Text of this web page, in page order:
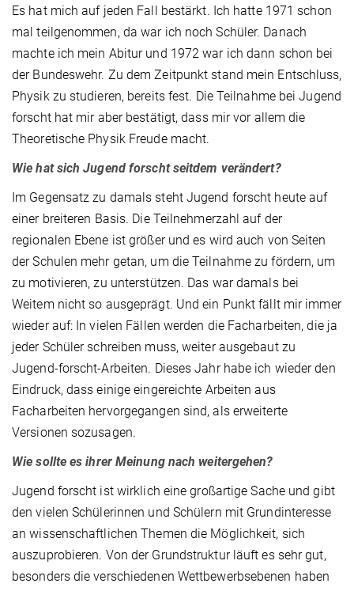
Es hat mich auf jeden Fall bestärkt. Ich hatte 1971 schon
mal teilgenommen, da war ich noch Schüler. Danach
machte ich mein Abitur und 1972 war ich dann schon bei
der Bundeswehr. Zu dem Zeitpunkt stand mein Entschluss,
Physik zu studieren, bereits fest. Die Teilnahme bei Jugend
forscht hat mir aber bestätigt, dass mir vor allem die
Theoretische Physik Freude macht.
Wie hat sich Jugend forscht seitdem verändert?
Im Gegensatz zu damals steht Jugend forscht heute auf
einer breiteren Basis. Die Teilnehmerzahl auf der
regionalen Ebene ist größer und es wird auch von Seiten
der Schulen mehr getan, um die Teilnahme zu fördern, um
zu motivieren, zu unterstützen. Das war damals bei
Weitem nicht so ausgeprägt. Und ein Punkt fällt mir immer
wieder auf: In vielen Fällen werden die Facharbeiten, die ja
jeder Schüler schreiben muss, weiter ausgebaut zu
Jugend-forscht-Arbeiten. Dieses Jahr habe ich wieder den
Eindruck, dass einige eingereichte Arbeiten aus
Facharbeiten hervorgegangen sind, als erweiterte
Versionen sozusagen.
Wie sollte es ihrer Meinung nach weitergehen?
Jugend forscht ist wirklich eine großartige Sache und gibt
den vielen Schülerinnen und Schülern mit Grundinteresse
an wissenschaftlichen Themen die Möglichkeit, sich
auszuprobieren. Von der Grundstruktur läuft es sehr gut,
besonders die verschiedenen Wettbewerbsebenen haben